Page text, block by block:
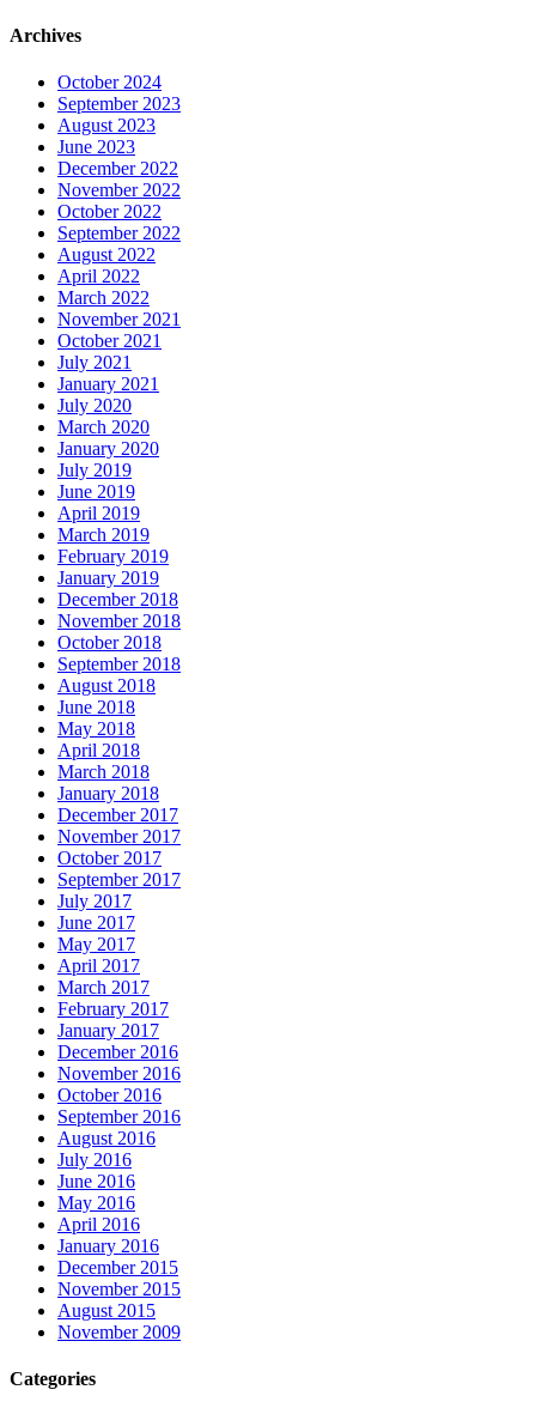
Archives
October 2024
September 2023
August 2023
June 2023
December 2022
November 2022
October 2022
September 2022
August 2022
April 2022
March 2022
November 2021
October 2021
July 2021
January 2021
July 2020
March 2020
January 2020
July 2019
June 2019
April 2019
March 2019
February 2019
January 2019
December 2018
November 2018
October 2018
September 2018
August 2018
June 2018
May 2018
April 2018
March 2018
January 2018
December 2017
November 2017
October 2017
September 2017
July 2017
June 2017
May 2017
April 2017
March 2017
February 2017
January 2017
December 2016
November 2016
October 2016
September 2016
August 2016
July 2016
June 2016
May 2016
April 2016
January 2016
December 2015
November 2015
August 2015
November 2009
Categories